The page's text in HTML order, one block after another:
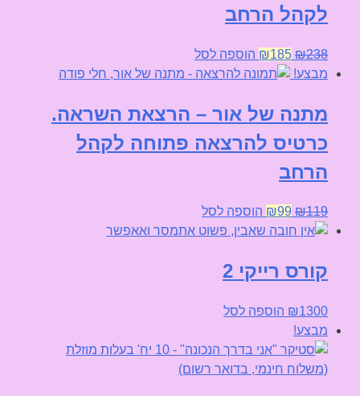
האפשרויות
בעמוד
לקהל הרחב
₪238
המחיר
המקורי
₪238.
₪185
המחיר
הנוכחי
₪185.
הוספה לסל
מבצע!
מתנה של אור – הרצאת השראה.
כרטיס להרצאה פתוחה לקהל
הרחב
₪119
המחיר
המקורי
₪119.
₪99
המחיר
הנוכחי
₪99.
הוספה לסל
קורס רייקי 2
₪1300
הוספה לסל
מבצע!